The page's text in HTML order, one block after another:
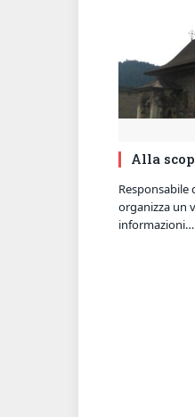
Alla
Responsabile
organizza un
informazioni…